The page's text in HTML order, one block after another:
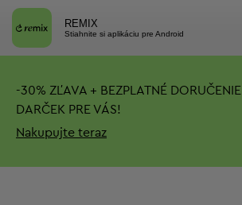
REMIX
Stiahnite si aplikáciu pre Android
-30% ZĽAVA + BEZPLATNÉ DORUČENIE
DARČEK PRE VÁS!
Nakupujte teraz